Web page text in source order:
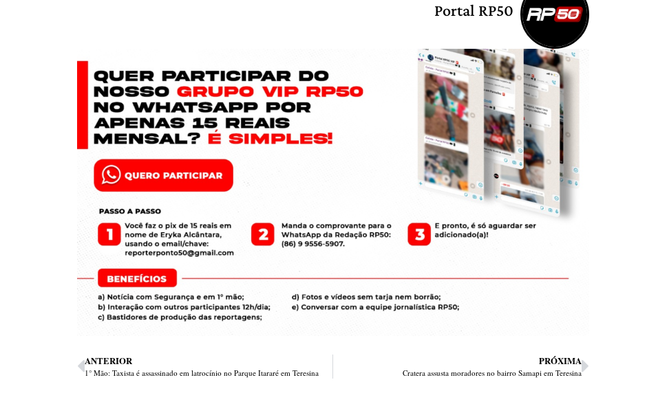
Portal RP50
ANTERIOR
1° Mão: Taxista é assassinado em latrocínio no Parque Itararé em Teresina
PRÓXIMA
Cratera assusta moradores no bairro Samapi em Teresina